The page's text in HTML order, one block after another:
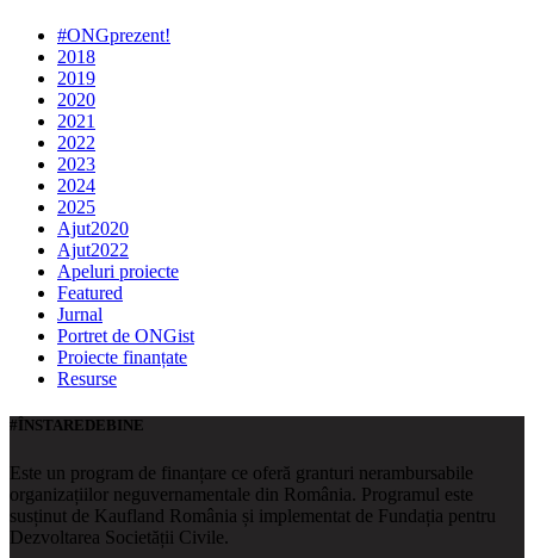
#ONGprezent!
2018
2019
2020
2021
2022
2023
2024
2025
Ajut2020
Ajut2022
Apeluri proiecte
Featured
Jurnal
Portret de ONGist
Proiecte finanțate
Resurse
#ÎNSTAREDEBINE
Este un program de finanțare ce oferă granturi nerambursabile
organizațiilor neguvernamentale din România. Programul este
susținut de Kaufland România și implementat de Fundația pentru
Dezvoltarea Societății Civile.